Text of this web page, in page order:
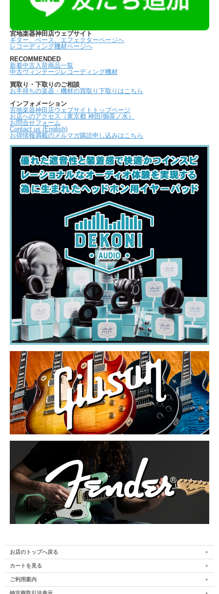
宮地楽器神田店ウェブサイト
ギター、ベース、エフェクターページへ
レコーディング機材ページへ
RECOMMENDED
新着中古入荷商品一覧
中古ヴィンテージレコーディング機材
買取り・下取りのご相談
お手持ちの楽器・機材の買取り下取りはこちら
インフォメーション
宮地楽器神田店ウェブサイトトップページ
お店へのアクセス（東京都 神田/御茶ノ水）
お問合せフォーム
Contact us (English)
お得情報満載のメルマガ購読申し込みはこちら
お店のトップへ戻る
カートを見る
ご利用案内